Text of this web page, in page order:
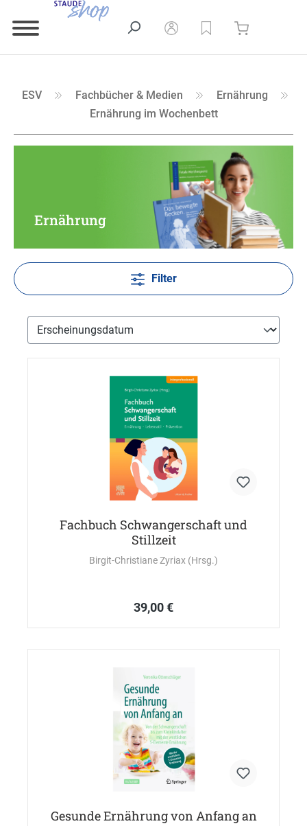
ESV Fachbücher & Medien
Ernährung
Ernährung im Wochenbett
Ernährung
Filter
Fachbuch Schwangerschaft und
Stillzeit
Birgit-Christiane Zyriax (Hrsg.)
39,00 €
Gesunde Ernährung von Anfang an